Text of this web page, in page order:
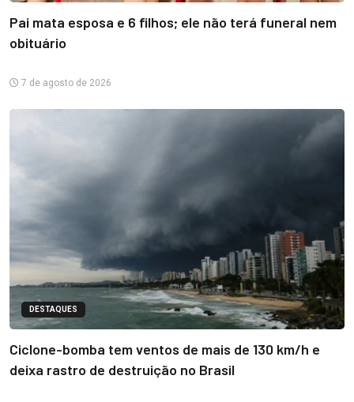
Pai mata esposa e 6 filhos; ele não terá funeral nem
obituário
7 de agosto de 2026
DESTAQUES
Ciclone-bomba tem ventos de mais de 130 km/h e
deixa rastro de destruição no Brasil